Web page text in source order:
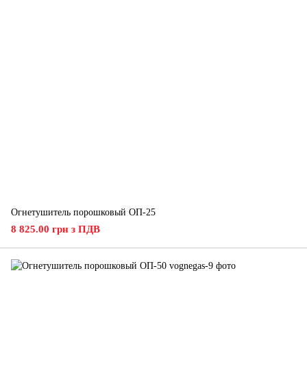
Огнетушитель порошковый ОП-25
8 825.00 грн з ПДВ